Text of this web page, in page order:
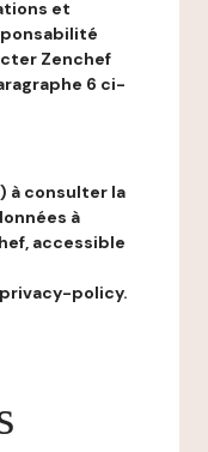
et
Zenchef
6 ci-
à consulter la
à
accessible
policy.